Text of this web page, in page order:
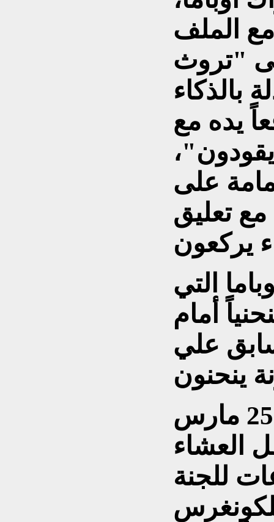
الملف
"تروث
يده مع
على
تعليق
التي
أمام
علي
كما سخر ترامب يوم 25 مارس
العشاء
للجنة